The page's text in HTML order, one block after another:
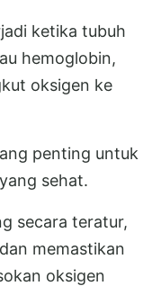
ketika tubuh
hemoglobin,
oksigen ke
penting untuk
sehat.
secara teratur,
memastikan
oksigen